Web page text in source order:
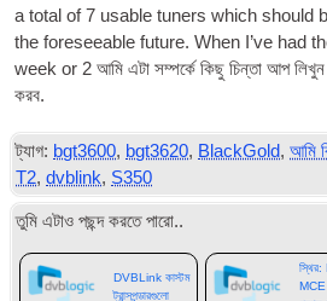
a total of7 usable tuners which should
the fore­see­able future. When I’ve had
week or 2 আমি এটা সম্পর্কে কিছু চিন্তা আপ
করব.
ট্যাগ: bgt3600, bgt3620, BlackGold,আমি
T2,dvblink, S350
তুমি এটাও পছন্দ করতে পারো..
DVBLink কাস্টম
ট্রান্সপন্ডারগুলো
MCE